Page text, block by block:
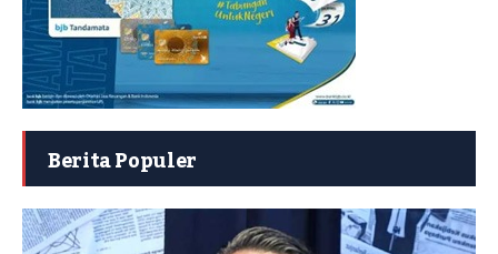
Berita Populer